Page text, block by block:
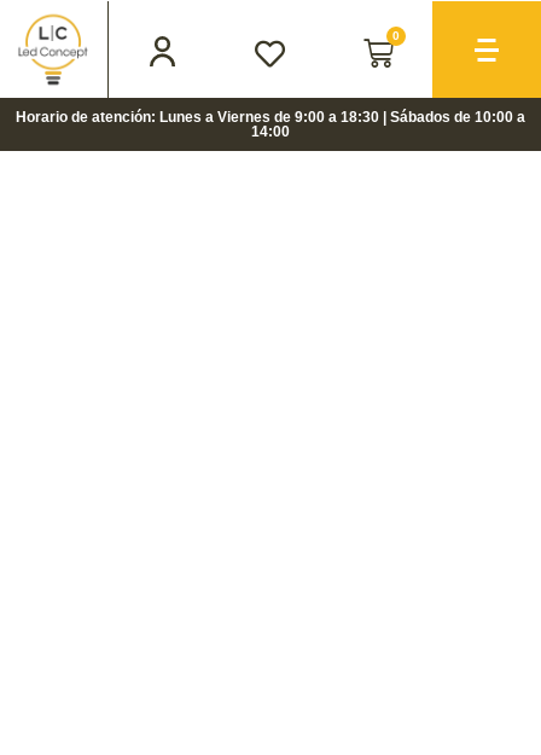
0
Horario de atención: Lunes a Viernes de 9:00 a 18:30 | Sábados de 10:00 a
14:00